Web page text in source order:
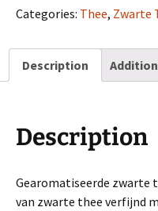
quantity
Categories: Thee, Zwarte
Description
Description
Gearomatiseerde zwarte
van zwarte thee verfijnd